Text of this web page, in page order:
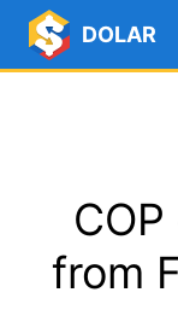
DOLAR
from